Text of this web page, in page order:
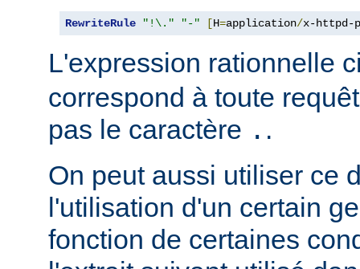
RewriteRule "!\." "-" [H=application/x-httpd-
L'expression rationnelle
correspond à toute
pas le caractère . .
On peut aussi utiliser ce
l'utilisation d'un certain
fonction de certaines